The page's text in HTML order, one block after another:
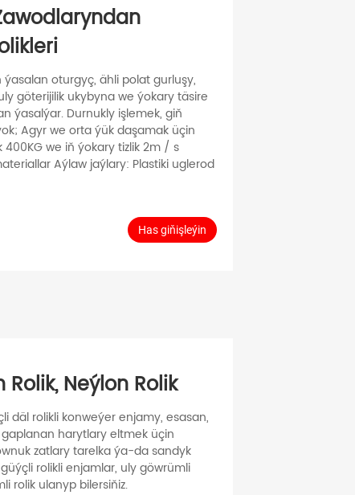
oturgyç, ähli polat gurluşy,
göterijilik ukybyna we ýokary täsire
ýasalýar. Durnukly işlemek, giň
Agyr we orta ýük daşamak üçin
we iň ýokary tizlik 2m / s
Aýlaw jaýlary: Plastiki uglerod
Has giňişleýin
Neýlon Rolik
däl rolikli konweýer enjamy, esasan,
harytlary eltmek üçin
zatlary tarelka ýa-da sandyk
rolikli enjamlar, uly göwrümli
rolik ulanyp bilersiňiz.